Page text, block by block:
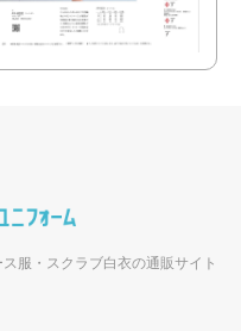
服・スクラブ白衣の通販サイト